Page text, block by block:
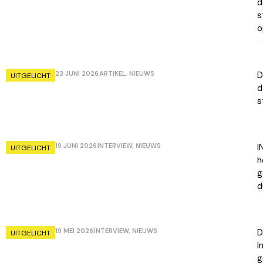
UITGELICHT 23 JUNI 2026 ARTIKEL , NIEUWS
UITGELICHT 19 JUNI 2026INTERVIEW, NIEUWS
UITGELICHT 19 MEI 2026INTERVIEW, NIEUWS